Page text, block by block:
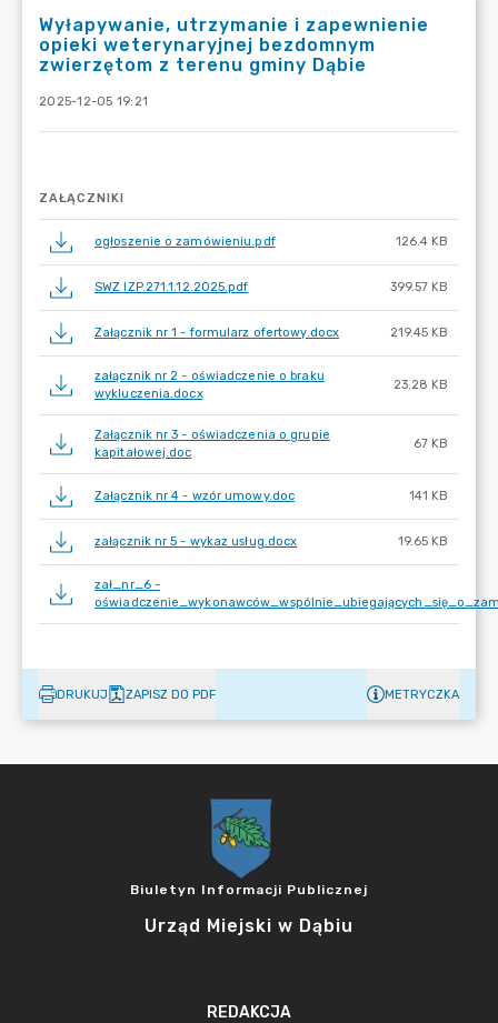
Wyłapywanie, utrzymanie i zapewnienie
opieki weterynaryjnej bezdomnym
zwierzętom z terenu gminy Dąbie
2025-12-05 19:21
ZAŁĄCZNIKI
ogłoszenie o zamówieniu.pdf 126.4 KB
SWZ IZP.271.1.12.2025.pdf 399.57 KB
Załącznik nr 1 - formularz ofertowy.docx 219.45 KB
załącznik nr 2 - oświadczenie o braku
wykluczenia.docx
23.28 KB
Załącznik nr 3 - oświadczenia o grupie
kapitałowej.doc
67 KB
Załącznik nr 4 - wzór umowy.doc 141 KB
załącznik nr 5 - wykaz usług.docx 19.65 KB
zał_nr_6 -
DRUKUJ ZAPISZ DO PDF METRYCZKA
Biuletyn Informacji Publicznej
Urząd Miejski w Dąbiu
REDAKCJA